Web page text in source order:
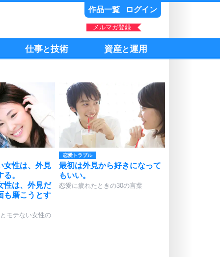
作品一覧 ログイン
メルマガ登録
仕事と技術 資産と運用
女性は、外見
。
性は、外見だ
も磨こうとす
モテない女性の
恋愛トラブル
最初は外見から好きになって
もいい。
恋愛に疲れたときの30の言葉